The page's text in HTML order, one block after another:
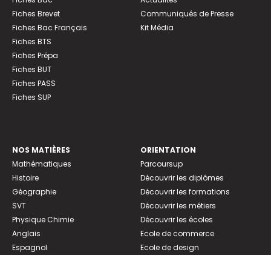
Fiches Brevet
Fiches Bac Français
Fiches BTS
Fiches Prépa
Fiches BUT
Fiches PASS
Fiches SUP
Communiqués de Presse
Kit Média
NOS MATIÈRES
Mathématiques
Histoire
Géographie
SVT
Physique Chimie
Anglais
Espagnol
ORIENTATION
Parcoursup
Découvrir les diplômes
Découvrir les formations
Découvrir les métiers
Découvrir les écoles
Ecole de commerce
Ecole de design